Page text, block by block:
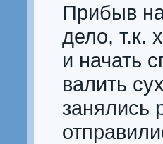
Прибыв
дело, т.к.
и начать
валить
занялись